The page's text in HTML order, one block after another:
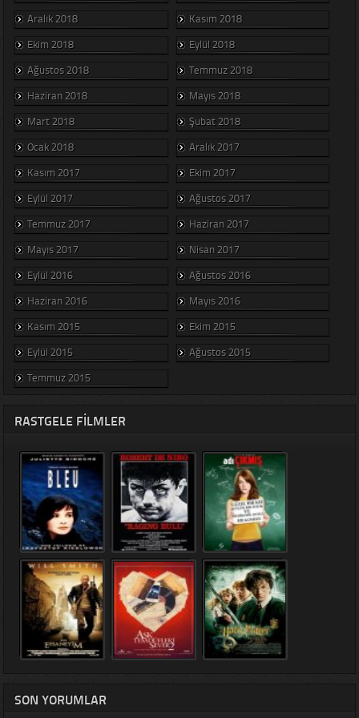
Aralık 2018
Kasım 2018
Ekim 2018
Eylül 2018
Ağustos 2018
Temmuz 2018
Haziran 2018
Mayıs 2018
Mart 2018
Şubat 2018
Ocak 2018
Aralık 2017
Kasım 2017
Ekim 2017
Eylül 2017
Ağustos 2017
Temmuz 2017
Haziran 2017
Mayıs 2017
Nisan 2017
Eylül 2016
Ağustos 2016
Haziran 2016
Mayıs 2016
Kasım 2015
Ekim 2015
Eylül 2015
Ağustos 2015
Temmuz 2015
RASTGELE FILMLER
SON YORUMLAR